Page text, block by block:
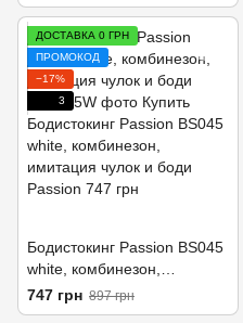
ДОСТАВКА 0 ГРН
ПРОМОКОД
−17%
3
Бодистокинг Passion BS045
white, комбинезон,
имитация чулок и боди
747 грн 897 грн